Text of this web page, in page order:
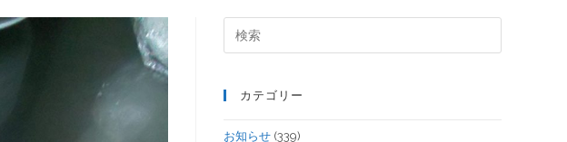
カテゴリー
お知らせ (339)